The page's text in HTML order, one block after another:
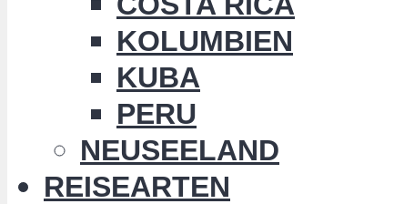
KOLUMBIEN
KUBA
PERU
NEUSEELAND
REISEARTEN